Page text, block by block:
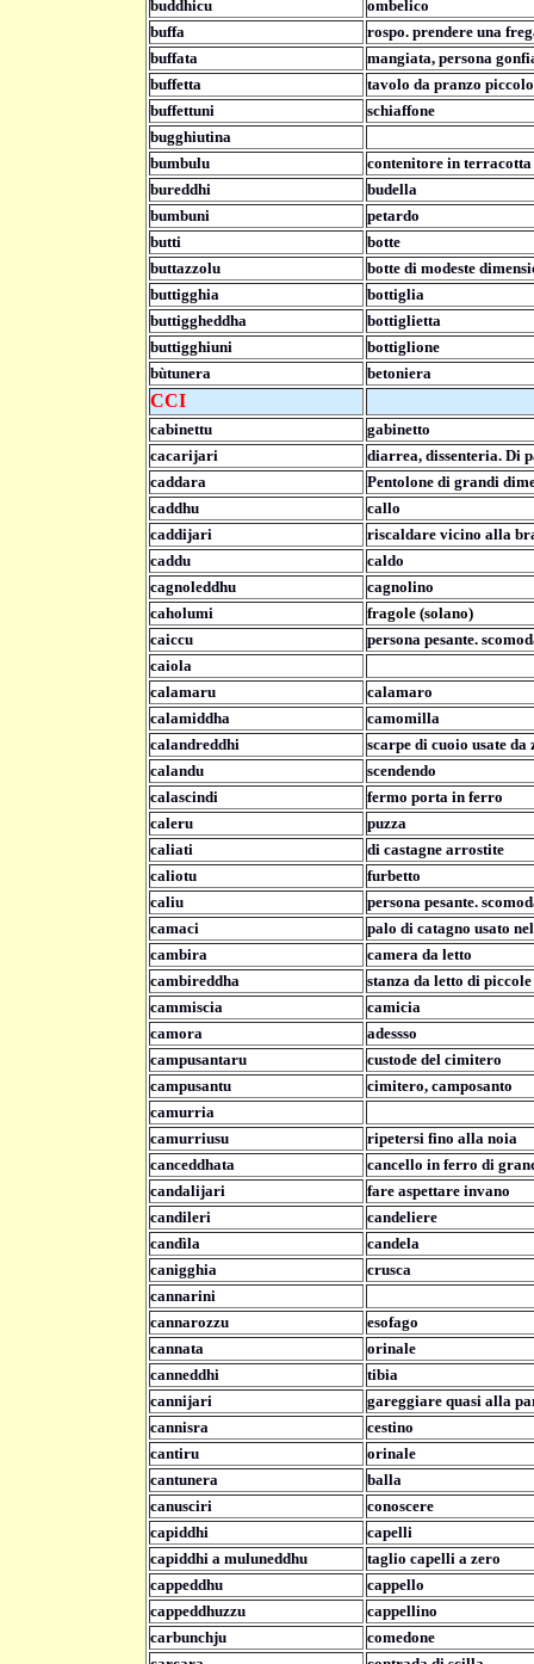
buddhicu
ombelico
buffa
rospo. prendere una
buffata
mangiata, persona
buffetta
tavolo da pranzo piccolo
buffettuni
schiaffone
bugghiutina
bumbulu
contenitore in
bureddhi
budella
bumbuni
petardo
butti
botte
buttazzolu
botte di modeste
buttigghia
bottiglia
buttiggheddha
bottiglietta
buttigghiuni
bottiglione
bùtunera
betoniera
CCI
cabinettu
gabinetto
cacarijari
diarrea, dissenteria. Di
caddara
Pentolone di grandi
caddhu
callo
caddijari
riscaldare vicino alla
caddu
caldo
cagnoleddhu
cagnolino
caholumi
fragole (solano)
caiccu
persona pesante.
caiola
calamaru
calamaro
calamiddha
camomilla
calandreddhi
scarpe di cuoio usate da
calandu
scendendo
calascindi
fermo porta in ferro
caleru
puzza
caliati
di castagne arrostite
caliotu
furbetto
caliu
persona pesante.
camaci
palo di catagno usato
cambira
camera da letto
cambireddha
stanza da letto di
cammiscia
camicia
camora
adessso
campusantaru
custode del cimitero
campusantu
cimitero, camposanto
camurria
camurriusu
ripetersi fino alla noia
canceddhata
cancello in ferro di
candalijari
fare aspettare invano
candileri
candeliere
candìla
candela
canigghia
crusca
cannarini
cannarozzu
esofago
cannata
orinale
canneddhi
tibia
cannijari
gareggiare quasi alla
cannisra
cestino
cantiru
orinale
cantunera
balla
canusciri
conoscere
capiddhi
capelli
capiddhi a muluneddhu
taglio capelli a zero
cappeddhu
cappello
cappeddhuzzu
cappellino
carbunchju
comedone